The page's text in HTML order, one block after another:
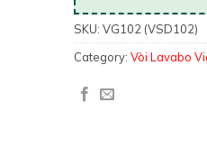
SKU:VG102 (VSD102)
Category:Vòi Lavabo